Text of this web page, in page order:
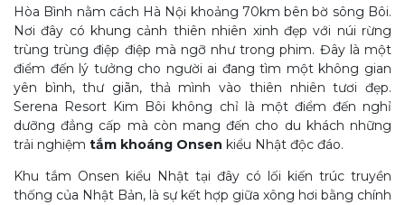
Hòa Bình nằm cách Hà Nội khoảng 70km bên bờ sông Bôi.
Nơi đây có khung cảnh thiên nhiên xinh đẹp với núi rừng
trùng trùng điệp điệp mà ngỡ như trong phim. Đây là một
điểm đến lý tưởng cho người ai đang tìm một không gian
yên bình, thư giãn, thả mình vào thiên nhiên tươi đẹp.
Serena Resort Kim Bôi không chỉ là một điểm đến nghỉ
dưỡng đẳng cấp mà còn mang đến cho du khách những
trải nghiệm tắm khoáng Onsen kiểu Nhật độc đáo.
Khu tắm Onsen kiểu Nhật tại đây có lối kiến trúc truyền
thống của Nhật Bản, là sự kết hợp giữa xông hơi bằng chính